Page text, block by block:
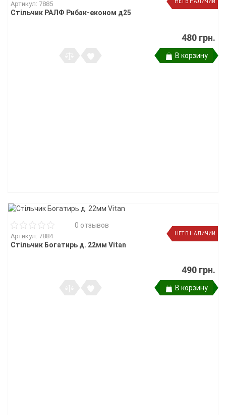
НЕТ В НАЛИЧИИ
Артикул: 7885
Стільчик РАЛФ Рибак-економ д25
480 грн.
В корзину
НЕТ В НАЛИЧИИ
0 отзывов
Артикул: 7884
Стільчик Богатирь д. 22мм Vitan
490 грн.
В корзину